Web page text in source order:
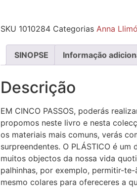
SKU 1010284 Categorias Anna
SINOPSE Informação
Descrição
EM CINCO PASSOS, poderás
propomos neste livro e nesta
os materiais mais comuns, verás
surpreendentes. O PLÁSTICO é
muitos objectos da nossa vida
palhinhas, por exemplo, permitir-
mesmo colares para ofereceres a